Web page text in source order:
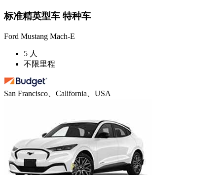
标准精英型车 特种车
Ford Mustang Mach-E
5 人
不限里程
San Francisco、California、USA